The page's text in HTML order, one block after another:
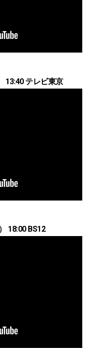
13:40 テレビ東京
18:00 BS12